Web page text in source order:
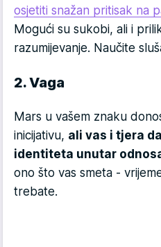
osjetiti snažan pritisak na
Mogući su sukobi, ali i
razumijevanje. Naučite
2. Vaga
Mars u vašem znaku
inicijativu, ali vas i tjera
identiteta unutar
ono što vas smeta -
trebate.